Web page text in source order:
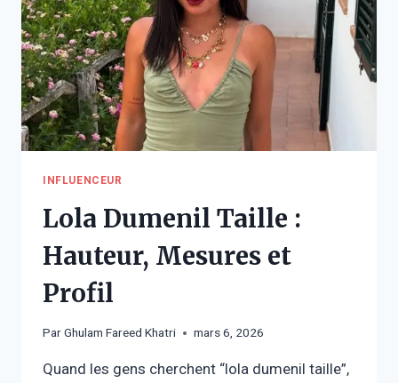
INFLUENCEUR
Lola Dumenil Taille :
Hauteur, Mesures et
Profil
ParGhulam Fareed Khatri mars 6, 2026
Quand les gens cherchent “lola dumenil taille”,